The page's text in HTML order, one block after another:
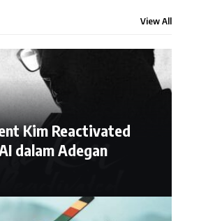
View All
Kim Reactivated
dalam Adegan